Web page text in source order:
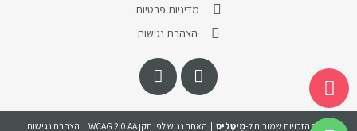
מדיניות פרטיות
הצהרת נגישות
© כל הזכויות שמורות ל-מֵיטָלִיס | האתר נגיש לפי תקן WCAG 2.0 AA | הצהרת נגישות